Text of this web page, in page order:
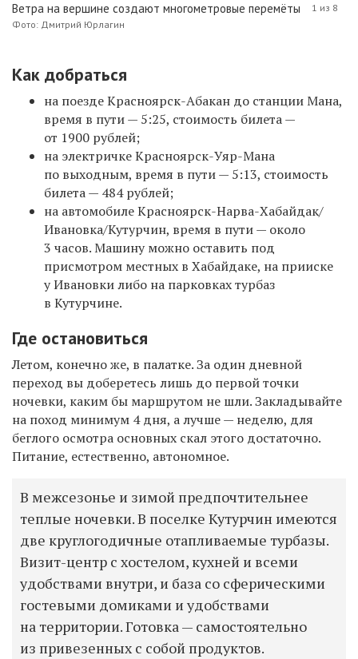
Ветра на вершине создают многометровые перемёты
Фото: Дмитрий Юрлагин
1 из 8
Как добраться
на поезде Красноярск-Абакан до станции Мана,
время в пути — 5:25, стоимость билета —
от 1900 рублей;
на электричке Красноярск-Уяр-Мана
по выходным, время в пути — 5:13, стоимость
билета — 484 рублей;
на автомобиле Красноярск-Нарва-Хабайдак/
Ивановка/Кутурчин, время в пути — около
3 часов. Машину можно оставить под
присмотром местных в Хабайдаке, на прииске
у Ивановки либо на парковках турбаз
в Кутурчине.
Где остановиться
Летом, конечно же, в палатке. За один дневной
переход вы доберетесь лишь до первой точки
ночевки, каким бы маршрутом не шли. Закладывайте
на поход минимум 4 дня, а лучше — неделю, для
беглого осмотра основных скал этого достаточно.
Питание, естественно, автономное.
В межсезонье и зимой предпочтительнее
теплые ночевки. В поселке Кутурчин имеются
две круглогодичные отапливаемые турбазы.
Визит-центр с хостелом, кухней и всеми
удобствами внутри, и база со сферическими
гостевыми домиками и удобствами
на территории. Готовка — самостоятельно
из привезенных с собой продуктов.